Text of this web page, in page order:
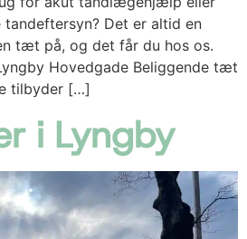
Det er altid en
tæt på, og det får du hos os.
Hovedgade Beliggende tæt
tilbyder […]
i Lyngby